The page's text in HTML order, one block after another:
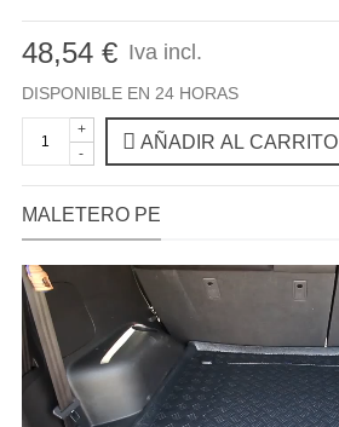
48,54 € Iva incl.
DISPONIBLE EN 24 HORAS
-
+
AÑADIR AL CARRITO
MALETERO PE